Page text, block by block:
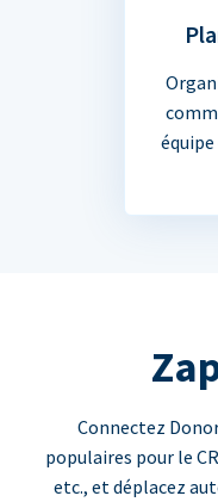
Connectez
populaires pour le
etc., et déplacez